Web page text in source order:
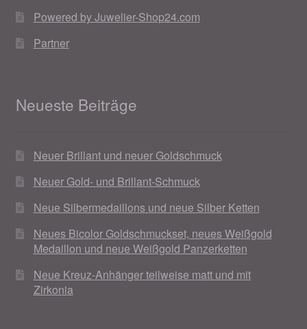
Powered by Juwelier-Shop24.com
Partner
Neueste Beiträge
Neuer Brillant und neuer Goldschmuck
Neuer Gold- und Brillant-Schmuck
Neue Silbermedaillons und neue Silber Ketten
Neues Bicolor Goldschmuckset, neues Weißgold
Medaillon und neue Weißgold Panzerketten
Neue Kreuz-Anhänger teilweise matt und mit
Zirkonia